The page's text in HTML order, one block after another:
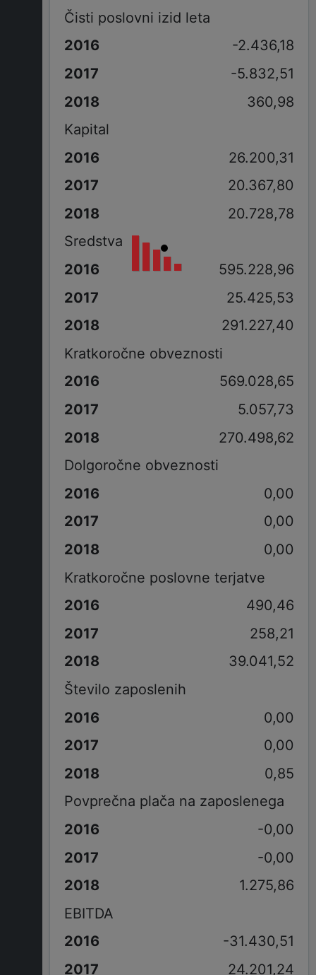
Čisti poslovni izid leta
-2.436,18
-5.832,51
360,98
Kapital
26.200,31
20.367,80
20.728,78
Sredstva
595.228,96
25.425,53
291.227,40
Kratkoročne obveznosti
569.028,65
5.057,73
270.498,62
Dolgoročne obveznosti
0,00
0,00
0,00
Kratkoročne poslovne terjatve
490,46
258,21
39.041,52
Število zaposlenih
0,00
0,00
0,85
Povprečna plača na zaposlenega
-0,00
-0,00
1.275,86
EBITDA
-31.430,51
24.201,24